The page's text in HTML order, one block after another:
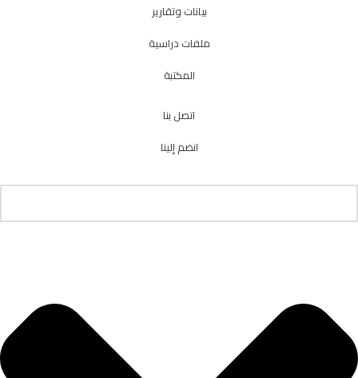
بيانات وتقارير
ملفات دراسية
المكتبة
اتصل بنا
انضم إلينا